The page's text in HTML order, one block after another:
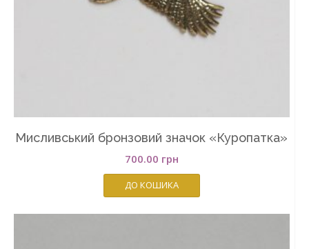
Мисливський бронзовий значок «Куропатка»
700.00 грн
ДО КОШИКА